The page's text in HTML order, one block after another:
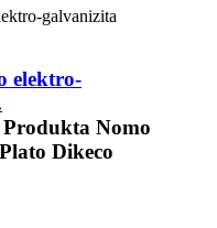
elektro-
Nomo
Dikeco